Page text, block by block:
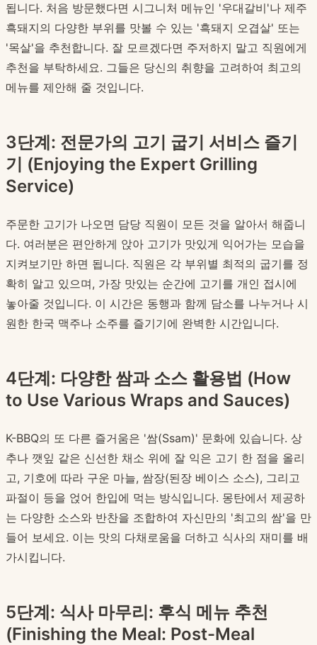
됩니다. 처음 방문했다면 시그니처 메뉴인 '우대갈비'나 제주
흑돼지의 다양한 부위를 맛볼 수 있는 '흑돼지 오겹살' 또는
'목살'을 추천합니다. 잘 모르겠다면 주저하지 말고 직원에게
추천을 부탁하세요. 그들은 당신의 취향을 고려하여 최고의
메뉴를 제안해 줄 것입니다.
3단계: 전문가의 고기 굽기 서비스 즐기
기 (Enjoying the Expert Grilling
Service)
주문한 고기가 나오면 담당 직원이 모든 것을 알아서 해줍니
다. 여러분은 편안하게 앉아 고기가 맛있게 익어가는 모습을
지켜보기만 하면 됩니다. 직원은 각 부위별 최적의 굽기를 정
확히 알고 있으며, 가장 맛있는 순간에 고기를 개인 접시에
놓아줄 것입니다. 이 시간은 동행과 함께 담소를 나누거나 시
원한 한국 맥주나 소주를 즐기기에 완벽한 시간입니다.
4단계: 다양한 쌈과 소스 활용법 (How
to Use Various Wraps and Sauces)
K-BBQ의 또 다른 즐거움은 '쌈(Ssam)' 문화에 있습니다. 상
추나 깻잎 같은 신선한 채소 위에 잘 익은 고기 한 점을 올리
고, 기호에 따라 구운 마늘, 쌈장(된장 베이스 소스), 그리고
파절이 등을 얹어 한입에 먹는 방식입니다. 몽탄에서 제공하
는 다양한 소스와 반찬을 조합하여 자신만의 '최고의 쌈'을 만
들어 보세요. 이는 맛의 다채로움을 더하고 식사의 재미를 배
가시킵니다.
5단계: 식사 마무리: 후식 메뉴 추천
(Finishing the Meal: Post-Meal